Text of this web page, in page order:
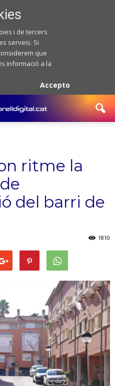
i de tercers
serveis. Si
que
informació a la
Accepto
ritme la
del barri de
1810